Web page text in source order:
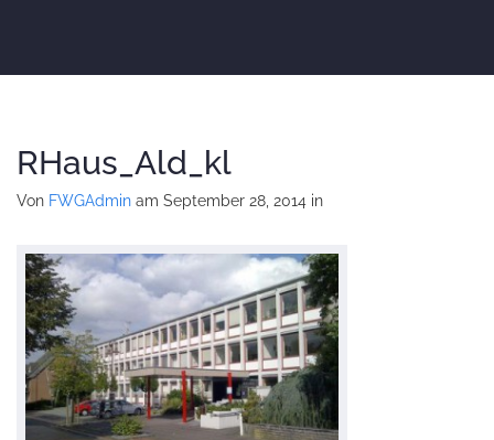
RHaus_Ald_kl
Von FWGAdmin am September 28, 2014 in